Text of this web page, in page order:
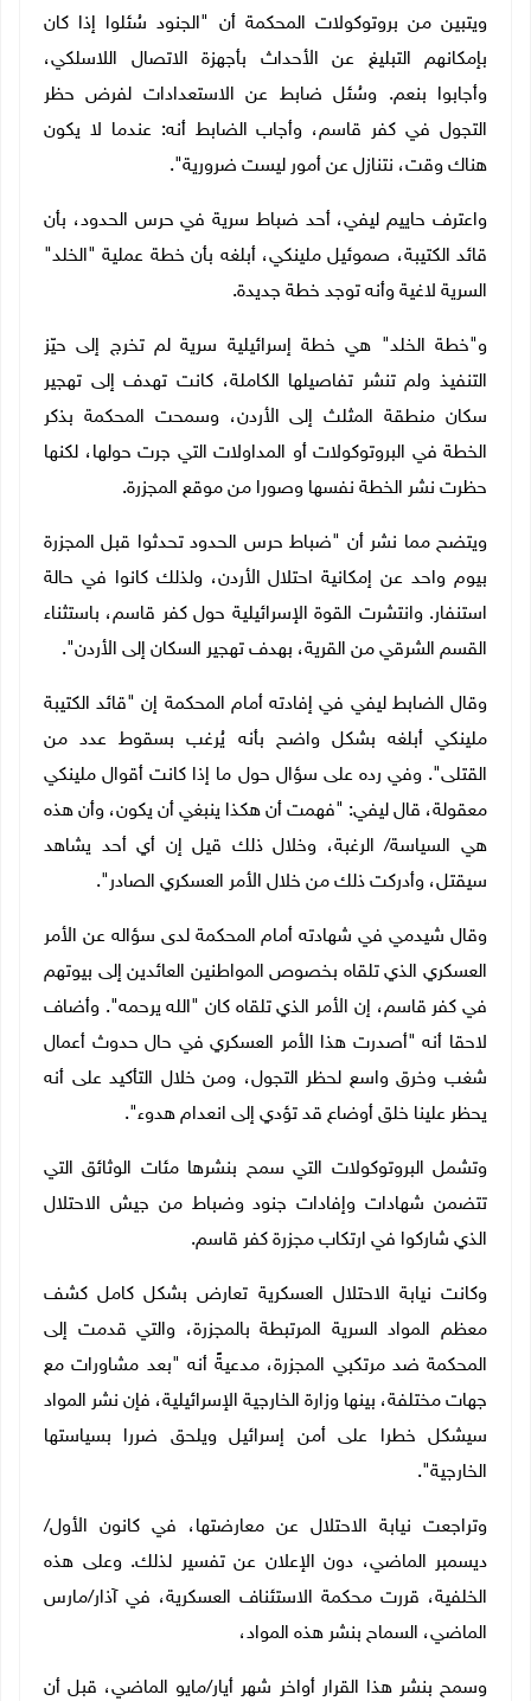
ويتبين من بروتوكولات المحكمة أن "الجنود سُئلوا إذا كان
بإمكانهم التبليغ عن الأحداث بأجهزة الاتصال اللاسلكي،
وأجابوا بنعم. وسُئل ضابط عن الاستعدادات لفرض حظر
التجول في كفر قاسم، وأجاب الضابط أنه: عندما لا يكون
هناك وقت، نتنازل عن أمور ليست ضرورية".
واعترف حاييم ليفي، أحد ضباط سرية في حرس الحدود، بأن
قائد الكتيبة، صموئيل ملينكي، أبلغه بأن خطة عملية "الخلد"
السرية لاغية وأنه توجد خطة جديدة.
و"خطة الخلد" هي خطة إسرائيلية سرية لم تخرج إلى حيّز
التنفيذ ولم تنشر تفاصيلها الكاملة، كانت تهدف إلى تهجير
سكان منطقة المثلث إلى الأردن، وسمحت المحكمة بذكر
الخطة في البروتوكولات أو المداولات التي جرت حولها، لكنها
حظرت نشر الخطة نفسها وصورا من موقع المجزرة.
ويتضح مما نشر أن "ضباط حرس الحدود تحدثوا قبل المجزرة
بيوم واحد عن إمكانية احتلال الأردن، ولذلك كانوا في حالة
استنفار. وانتشرت القوة الإسرائيلية حول كفر قاسم، باستثناء
القسم الشرقي من القرية، بهدف تهجير السكان إلى الأردن".
وقال الضابط ليفي في إفادته أمام المحكمة إن "قائد الكتيبة
ملينكي أبلغه بشكل واضح بأنه يُرغب بسقوط عدد من
القتلى". وفي رده على سؤال حول ما إذا كانت أقوال ملينكي
معقولة، قال ليفي: "فهمت أن هكذا ينبغي أن يكون، وأن هذه
هي السياسة/الرغبة، وخلال ذلك قيل إن أي أحد يشاهد
سيقتل، وأدركت ذلك من خلال الأمر العسكري الصادر".
وقال شيدمي في شهادته أمام المحكمة لدى سؤاله عن الأمر
العسكري الذي تلقاه بخصوص المواطنين العائدين إلى بيوتهم
في كفر قاسم، إن الأمر الذي تلقاه كان "الله يرحمه". وأضاف
لاحقا أنه "أصدرت هذا الأمر العسكري في حال حدوث أعمال
شغب وخرق واسع لحظر التجول، ومن خلال التأكيد على أنه
يحظر علينا خلق أوضاع قد تؤدي إلى انعدام هدوء".
وتشمل البروتوكولات التي سمح بنشرها مئات الوثائق التي
تتضمن شهادات وإفادات جنود وضباط من جيش الاحتلال
الذي شاركوا في ارتكاب مجزرة كفر قاسم.
وكانت نيابة الاحتلال العسكرية تعارض بشكل كامل كشف
معظم المواد السرية المرتبطة بالمجزرة، والتي قدمت إلى
المحكمة ضد مرتكبي المجزرة، مدعيةً أنه "بعد مشاورات مع
جهات مختلفة، بينها وزارة الخارجية الإسرائيلية، فإن نشر المواد
سيشكل خطرا على أمن إسرائيل ويلحق ضررا بسياستها
الخارجية".
وتراجعت نيابة الاحتلال عن معارضتها، في كانون الأول/
ديسمبر الماضي، دون الإعلان عن تفسير لذلك. وعلى هذه
الخلفية، قررت محكمة الاستئناف العسكرية، في آذار/مارس
الماضي، السماح بنشر هذه المواد،
وسمح بنشر هذا القرار أواخر شهر أيار/مايو الماضي، قبل أن